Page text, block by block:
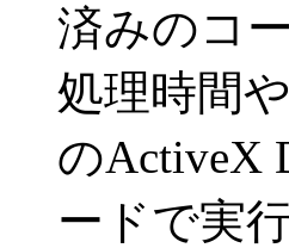
済みのコ
処理時間
のActiveX
ードで実